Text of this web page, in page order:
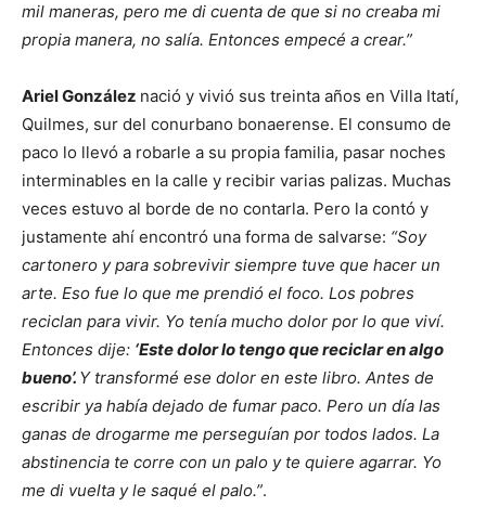
mil maneras, pero me di cuenta de que si no creaba mi
propia manera, no salía. Entonces empecé a crear.”
Ariel González nació y vivió sus treinta años en Villa Itatí,
Quilmes, sur del conurbano bonaerense. El consumo de
paco lo llevó a robarle a su propia familia, pasar noches
interminables en la calle y recibir varias palizas. Muchas
veces estuvo al borde de no contarla. Pero la contó y
justamente ahí encontró una forma de salvarse: “Soy
cartonero y para sobrevivir siempre tuve que hacer un
arte. Eso fue lo que me prendió el foco. Los pobres
reciclan para vivir. Yo tenía mucho dolor por lo que viví.
Entonces dije: ‘Este dolor lo tengo que reciclar en algo
bueno’. Y transformé ese dolor en este libro. Antes de
escribir ya había dejado de fumar paco. Pero un día las
ganas de drogarme me perseguían por todos lados. La
abstinencia te corre con un palo y te quiere agarrar. Yo
me di vuelta y le saqué el palo.”.